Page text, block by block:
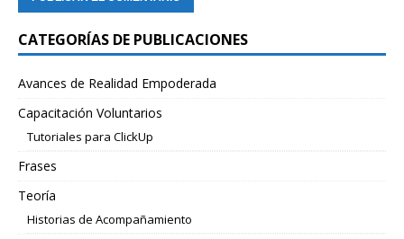
CATEGORÍAS DE PUBLICACIONES
Avances de Realidad Empoderada
Capacitación Voluntarios
Tutoriales para ClickUp
Frases
Teoría
Historias de Acompañamiento